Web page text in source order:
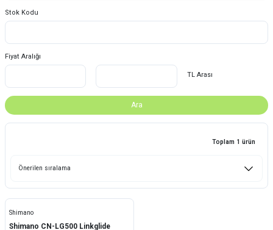
Stok Kodu
Fiyat Aralığı
TL Arası
Ara
Toplam 1 ürün
Shimano
Shimano CN-LG500 Linkglide